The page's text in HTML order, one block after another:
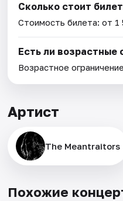
Сколько стоит
Стоимость билета: от 1
Есть ли возрастные
Возрастное
Артист
The Meantraitors
Похожие